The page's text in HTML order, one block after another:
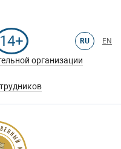
14+ RU EN
организации